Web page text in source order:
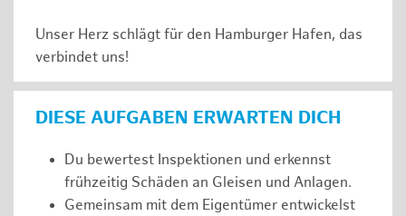
Unser Herz schlägt für den Hamburger Hafen, das
verbindet uns!
DIESE AUFGABEN ERWARTEN DICH
Du bewertest Inspektionen und erkennst
frühzeitig Schäden an Gleisen und Anlagen.
Gemeinsam mit dem Eigentümer entwickelst